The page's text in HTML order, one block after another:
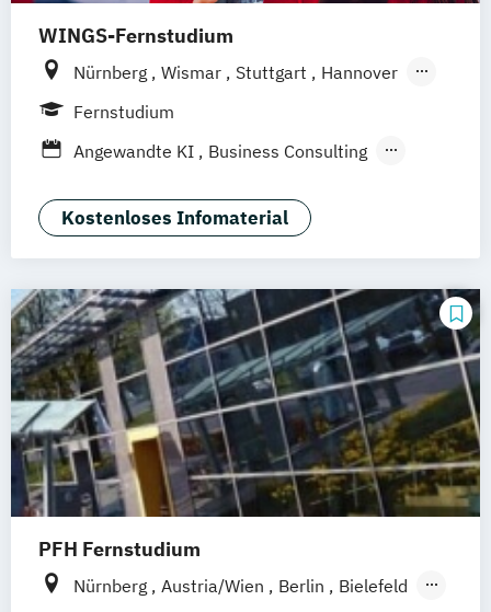
WINGS-Fernstudium
Nürnberg Wismar Stuttgart
Hannover
Leipzig
Frankfurt am Main
Dortmund Bonn
Fernstudium
Angewandte KI
Business Consulting
Gesundheitsmanagement
Human Resource Management
Kostenloses Infomaterial
PFH Fernstudium
Nürnberg Austria/Wien Berlin
Bielefeld